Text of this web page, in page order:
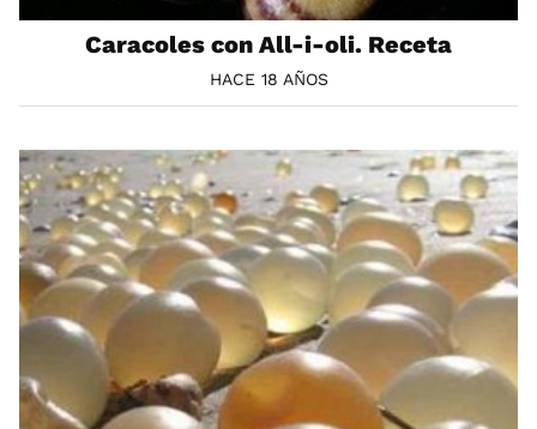
Caracoles con All-i-oli. Receta
HACE 18 AÑOS